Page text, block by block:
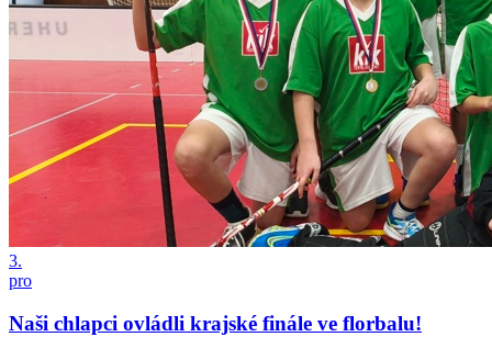
3.
pro
Naši chlapci ovládli krajské finále ve florbalu!